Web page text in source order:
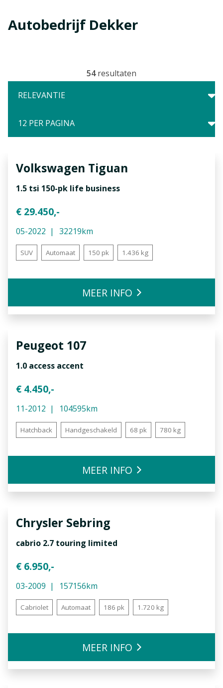
Autobedrijf Dekker
54resultaten
Volkswagen Tiguan
1.5 tsi 150-pk life business
€ 29.450,-
05-2022 32219km
SUV Automaat 150 pk 1.436 kg
MEER INFO
Peugeot 107
1.0 access accent
€ 4.450,-
11-2012 104595km
Hatchback Handgeschakeld 68 pk 780 kg
MEER INFO
Chrysler Sebring
cabrio 2.7 touring limited
€ 6.950,-
03-2009 157156km
Cabriolet Automaat 186 pk 1.720 kg
MEER INFO